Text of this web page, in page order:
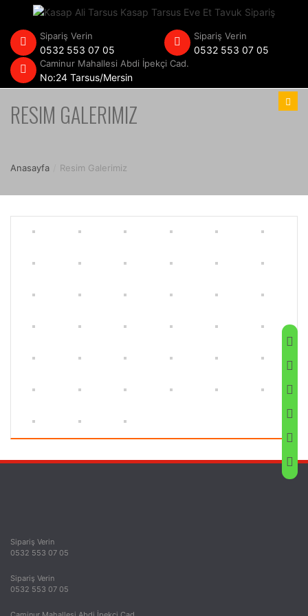
Sipariş Verin
0532 553 07 05
Sipariş Verin
0532 553 07 05
Caminur Mahallesi Abdi İpekçi Cad.
No:24 Tarsus/Mersin
RESIM GALERIMIZ
Anasayfa Resim Galerimiz
Sipariş Verin
0532 553 07 05
Sipariş Verin
0532 553 07 05